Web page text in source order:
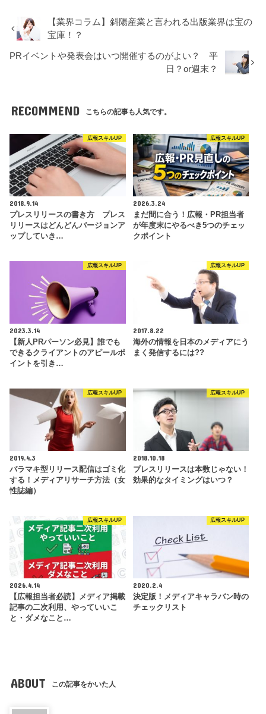
【業界コラム】斜陽産業と言われる出版業界は宝の
宝庫！？
PRイベントや発表会はいつ開催するのがよい？ 平
日？or週末？
RECOMMEND こちらの記事も人気です。
広報スキルUP
2018.9.14
プレスリリースの書き方 プレス
リリースはどんどんバージョンア
ップしていき…
広報スキルUP
2026.3.24
まだ間に合う！広報・PR担当者
が年度末にやるべき5つのチェッ
クポイント
広報スキルUP
2023.3.14
【新人PRパーソン必見】誰でも
できるクライアントのアピールポ
イントを引き…
広報スキルUP
2017.8.22
海外の情報を日本のメディアにう
まく発信するには??
広報スキルUP
2019.4.3
バラマキ型リリース配信はゴミ化
する！メディアリサーチ方法（女
性誌編）
広報スキルUP
2018.10.18
プレスリリースは本数じゃない！
効果的なタイミングはいつ？
広報スキルUP
2026.4.14
【広報担当者必読】メディア掲載
記事の二次利用、やっていいこ
と・ダメなこと…
広報スキルUP
2020.2.4
決定版！メディアキャラバン時の
チェックリスト
ABOUT この記事をかいた人